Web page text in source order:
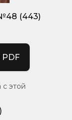
(443)
с этой